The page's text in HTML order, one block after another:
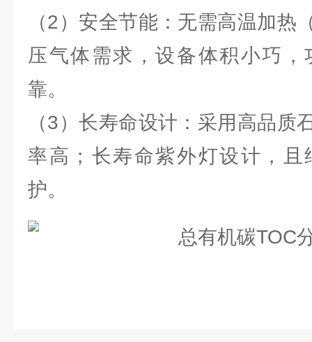
（2）安全节能：无需高温加热
压气体需求，设备体积小巧
靠。
（3）长寿命设计：采用高品质
率高；长寿命紫外灯设计，且
护。